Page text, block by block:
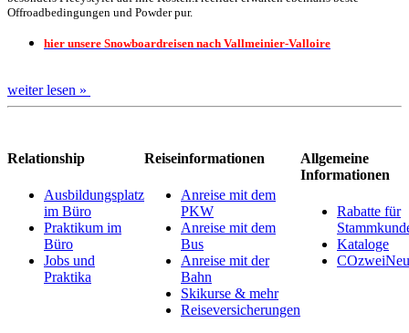
Offroadbedingungen und Powder pur.
hier unsere Snowboardreisen nach Vallmeinier-Valloire
weiter lesen »
Relationship
Ausbildungsplatz
im Büro
Praktikum im
Büro
Jobs und
Praktika
Reiseinformationen
Anreise mit dem
PKW
Anreise mit dem
Bus
Anreise mit der
Bahn
Skikurse & mehr
Reiseversicherungen
Allgemeine
Informationen
Rabatte für
Kataloge